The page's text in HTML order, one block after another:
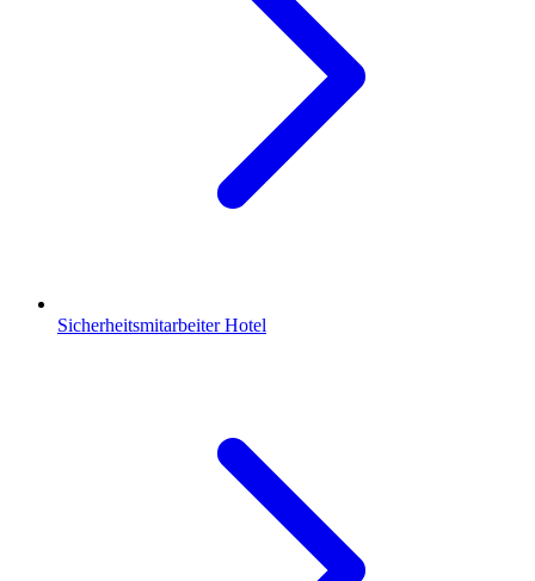
Sicherheitsmitarbeiter Hotel